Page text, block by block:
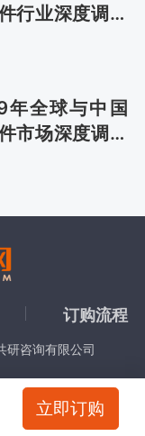
行业深度调查
告
全球与中国
市场深度调查
势报告
立即订购
订购流程
咨询有限公司